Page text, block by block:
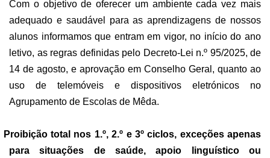
Com o objetivo deoferecer um ambiente cada vez mais
adequado e saudável para as aprendizagens de nossos
alunos informamos que entram em vigor, no início do ano
letivo, as regras definidas pelo Decreto-Lei n.º 95/2025, de
14 de agosto, e aprovação em Conselho Geral, quanto ao
uso de telemóveis e dispositivos eletrónicos no
Agrupamento de Escolas de Mêda.
Proibição total nos 1.º, 2.º e 3º ciclos, exceções apenas
para situações de saúde, apoio linguístico ou